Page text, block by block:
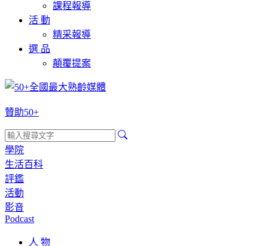
課程報導
活 動
精采報導
選 品
顛覆提案
贊助50+
學院
生活百科
評鑑
活動
影音
Podcast
人 物